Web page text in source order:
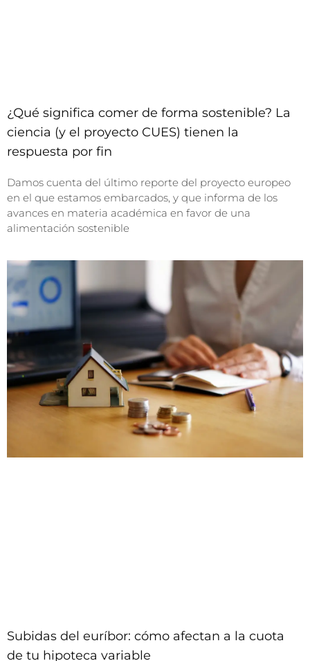
¿Qué significa comer de forma sostenible? La
ciencia (y el proyecto CUES) tienen la
respuesta por fin
Damos cuenta del último reporte del proyecto europeo
en el que estamos embarcados, y que informa de los
avances en materia académica en favor de una
alimentación sostenible
Subidas del euríbor: cómo afectan a la cuota
de tu hipoteca variable